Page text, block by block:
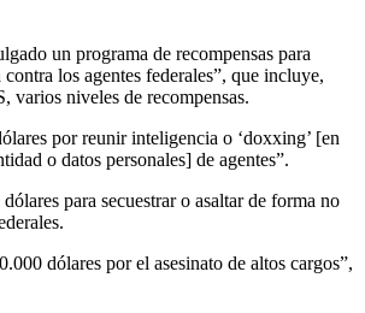
un programa de recompensas para
los agentes federales”, que incluye,
varios niveles de recompensas.
por reunir inteligencia o ‘doxxing’ [en
o datos personales] de agentes”.
para secuestrar o asaltar de forma no
dólares por el asesinato de altos cargos”,